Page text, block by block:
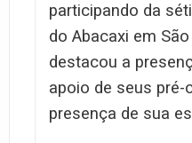
participando da
do Abacaxi em
destacou a
apoio de seus pré-
presença de sua